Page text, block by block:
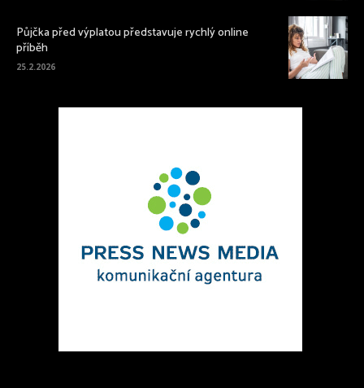
Půjčka před výplatou představuje rychlý online
příběh
25.2.2026